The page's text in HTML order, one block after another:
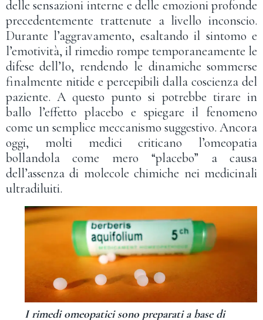
delle sensazioni interne e delle emozioni profonde
precedentemente trattenute a livello inconscio.
Durante l’aggravamento, esaltando il sintomo e
l’emotività, il rimedio rompe temporaneamente le
difese dell’Io, rendendo le dinamiche sommerse
finalmente nitide e percepibili dalla coscienza del
paziente. A questo punto si potrebbe tirare in
ballo l’effetto placebo e spiegare il fenomeno
come un semplice meccanismo suggestivo. Ancora
oggi, molti medici criticano l’omeopatia
bollandola come mero “placebo” a causa
dell’assenza di molecole chimiche nei medicinali
ultradiluiti.
I rimedi omeopatici sono preparati a base di